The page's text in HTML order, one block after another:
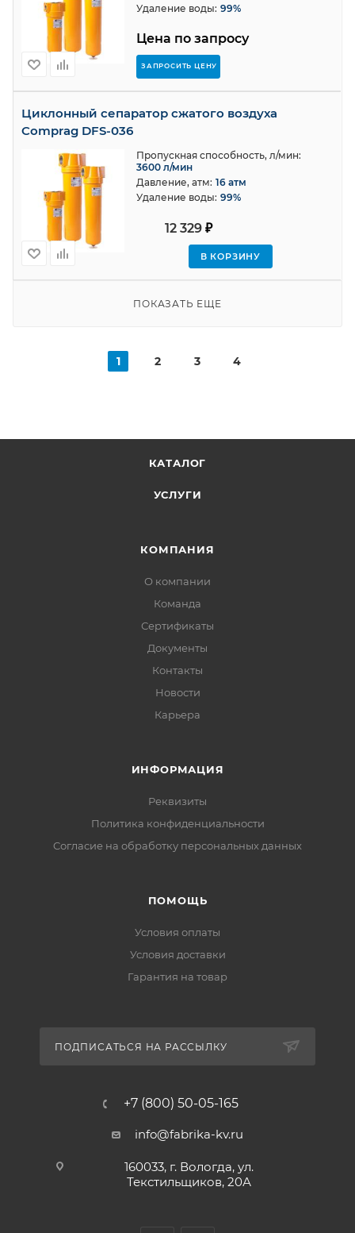
Цена по запросу
ЗАПРОСИТЬ ЦЕНУ
Удаление воды: 99%
Циклонный сепаратор сжатого воздуха
Comprag DFS-036
12 329₽
В КОРЗИНУ
Пропускная способность, л/мин:
3600 л/мин
Давление, атм: 16 атм
Удаление воды: 99%
ПОКАЗАТЬ ЕЩЕ
1 2 3 4
КАТАЛОГ
УСЛУГИ
КОМПАНИЯ
О компании
Команда
Сертификаты
Документы
Контакты
Новости
Карьера
ИНФОРМАЦИЯ
Реквизиты
Политика конфиденциальности
Cогласие на обработку персональных данных
ПОМОЩЬ
Условия оплаты
Условия доставки
Гарантия на товар
ПОДПИСАТЬСЯ НА РАССЫЛКУ
+7 (800) 50-05-165
info@fabrika-kv.ru
160033, г. Вологда, ул.
Текстильщиков, 20А